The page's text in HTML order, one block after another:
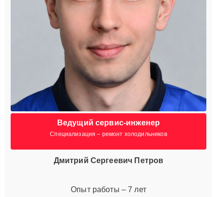
Ведущий сервис-инженер
Специализация – ремонт холодильников
Дмитрий Сергеевич Петров
Опыт работы – 7 лет